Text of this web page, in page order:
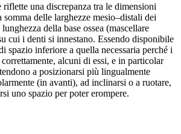
riflette una discrepanza tra le dimensioni
delle larghezze mesio–distali dei
della base ossea (mascellare
cui i denti si innestano. Essendo disponibile
spazio inferiore a quella necessaria perché i
alcuni di essi, e in particolar
a posizionarsi più lingualmente
(in avanti), ad inclinarsi o a ruotare,
uno spazio per poter erompere.